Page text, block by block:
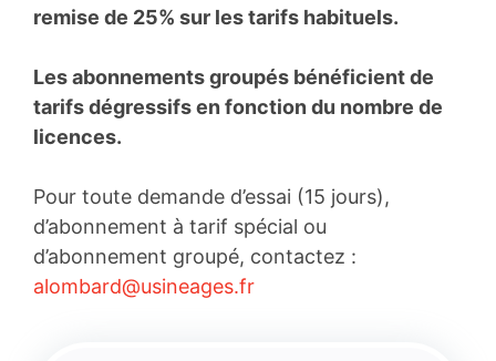
remise de 25% sur les tarifs habituels.
Les abonnements groupés bénéficient de
tarifs dégressifs en fonction du nombre de
licences.
Pour toute demande d’essai (15 jours),
d’abonnement à tarif spécial ou
d’abonnement groupé, contactez :
alombard@usineages.fr